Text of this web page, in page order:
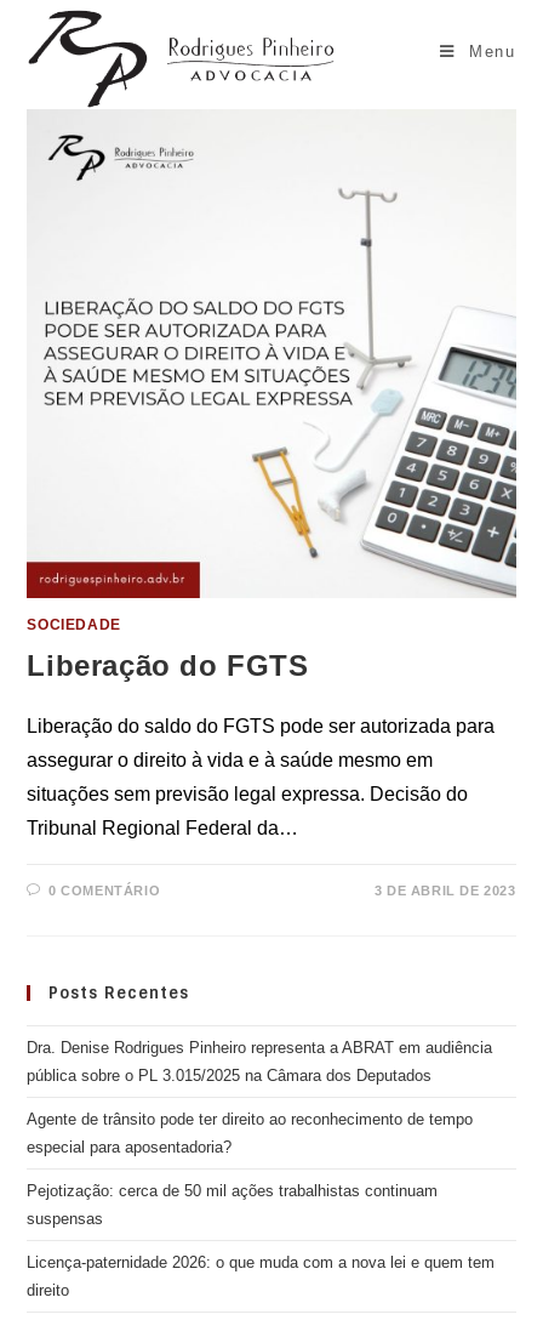
Menu
SOCIEDADE
Liberação do FGTS
Liberação do saldo do FGTS pode ser autorizada para
assegurar o direito à vida e à saúde mesmo em
situações sem previsão legal expressa. Decisão do
Tribunal Regional Federal da…
0 COMENTÁRIO 3 DE ABRIL DE 2023
Posts Recentes
Dra. Denise Rodrigues Pinheiro representa a ABRAT em audiência
pública sobre o PL 3.015/2025 na Câmara dos Deputados
Agente de trânsito pode ter direito ao reconhecimento de tempo
especial para aposentadoria?
Pejotização: cerca de 50 mil ações trabalhistas continuam
suspensas
Licença-paternidade 2026: o que muda com a nova lei e quem tem
direito